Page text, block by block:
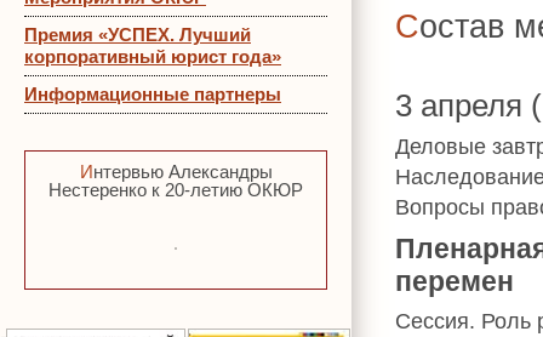
Премия «УСПЕХ. Лучший
корпоративный юрист года»
Информационные партнеры
Интервью Александры
Нестеренко к 20-летию ОКЮР
Состав
3 апреля
Деловые
Вопросы
перемен
Сессия. Роль